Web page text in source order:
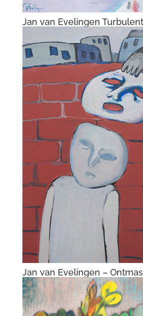
Jan van Evelingen
Jan van Evelingen –